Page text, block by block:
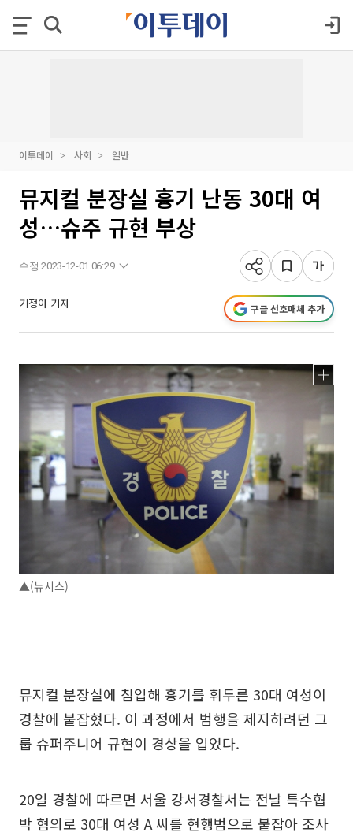
이투데이 사회 일반
뮤지컬 분장실 흉기 난동 30대 여
성…슈주 규현 부상
수정 2023-12-01 06:29
기정아 기자 구글 선호매체 추가
▲(뉴시스)
뮤지컬 분장실에 침입해 흉기를 휘두른 30대 여성이
경찰에 붙잡혔다. 이 과정에서 범행을 제지하려던 그
룹 슈퍼주니어 규현이 경상을 입었다.
20일 경찰에 따르면 서울 강서경찰서는 전날 특수협
박 혐의로 30대 여성 A 씨를 현행범으로 붙잡아 조사